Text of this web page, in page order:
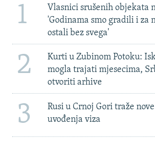
1
Vlasnici srušenih objekata
'Godinama smo gradili i za
ostali bez svega'
2
Kurti u Zubinom Potoku:
mogla trajati mjesecima,
otvoriti arhive
3
Rusi u Crnoj Gori traže
uvođenja viza